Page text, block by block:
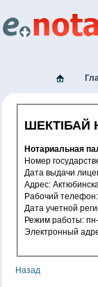
ШЕКТІБАЙ
Адрес:
Назад